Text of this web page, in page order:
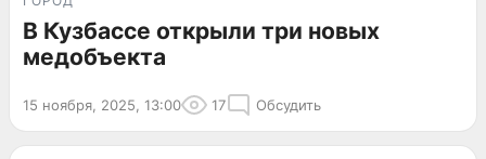
В Кузбассе открыли три новых
медобъекта
15 ноября, 2025, 13:00 17 Обсудить